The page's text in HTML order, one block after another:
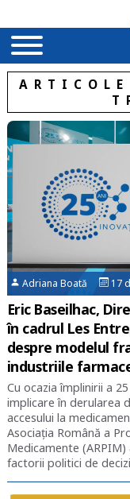
Adriana Boată 17
Eric Baseilhac,
în cadrul Les
despre modelul
industriile
Cu ocazia împlinirii a
implicare în derularea
accesului la
Asociația Română a
Medicamente
factorii politici de